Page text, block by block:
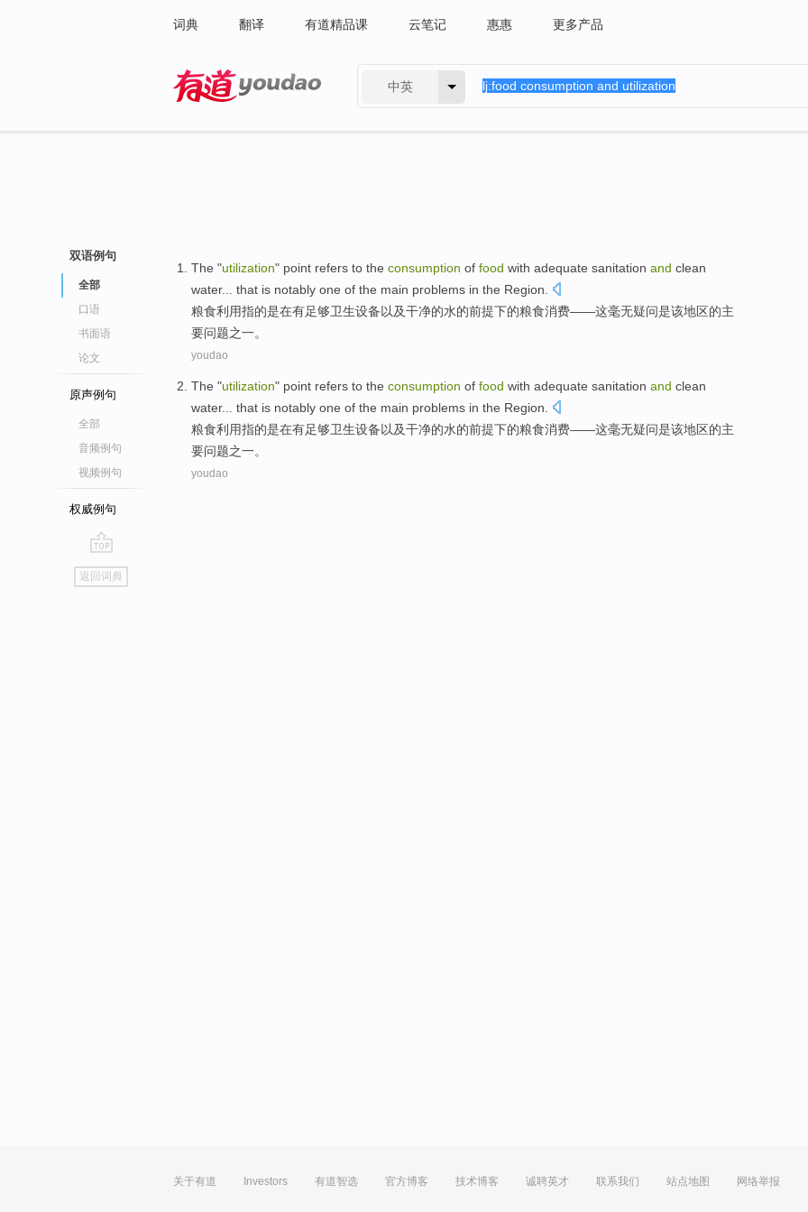
词典 翻译 有道精品课 云笔记 惠惠 更多产品
中英
双语例句
全部
口语
书面语
论文
原声例句
全部
音频例句
视频例句
权威例句
go
top
返回词典
The "utilization" point refers to the consumption of food with adequate sanitation and clean
water... that is notably one of the main problems in the Region
粮食利用指的是在有足够卫生设备以及干净的水的前提下的粮食消费——这毫无疑问是该地区的主
要问题之一。
youdao
The "utilization" point refers to the consumption of food with adequate sanitation and clean
water... that is notably one of the main problems in the Region
粮食利用指的是在有足够卫生设备以及干净的水的前提下的粮食消费——这毫无疑问是该地区的主
要问题之一。
youdao
关于有道 Investors 有道智选 官方博客 技术博客 诚聘英才 联系我们 站点地图 网络举报